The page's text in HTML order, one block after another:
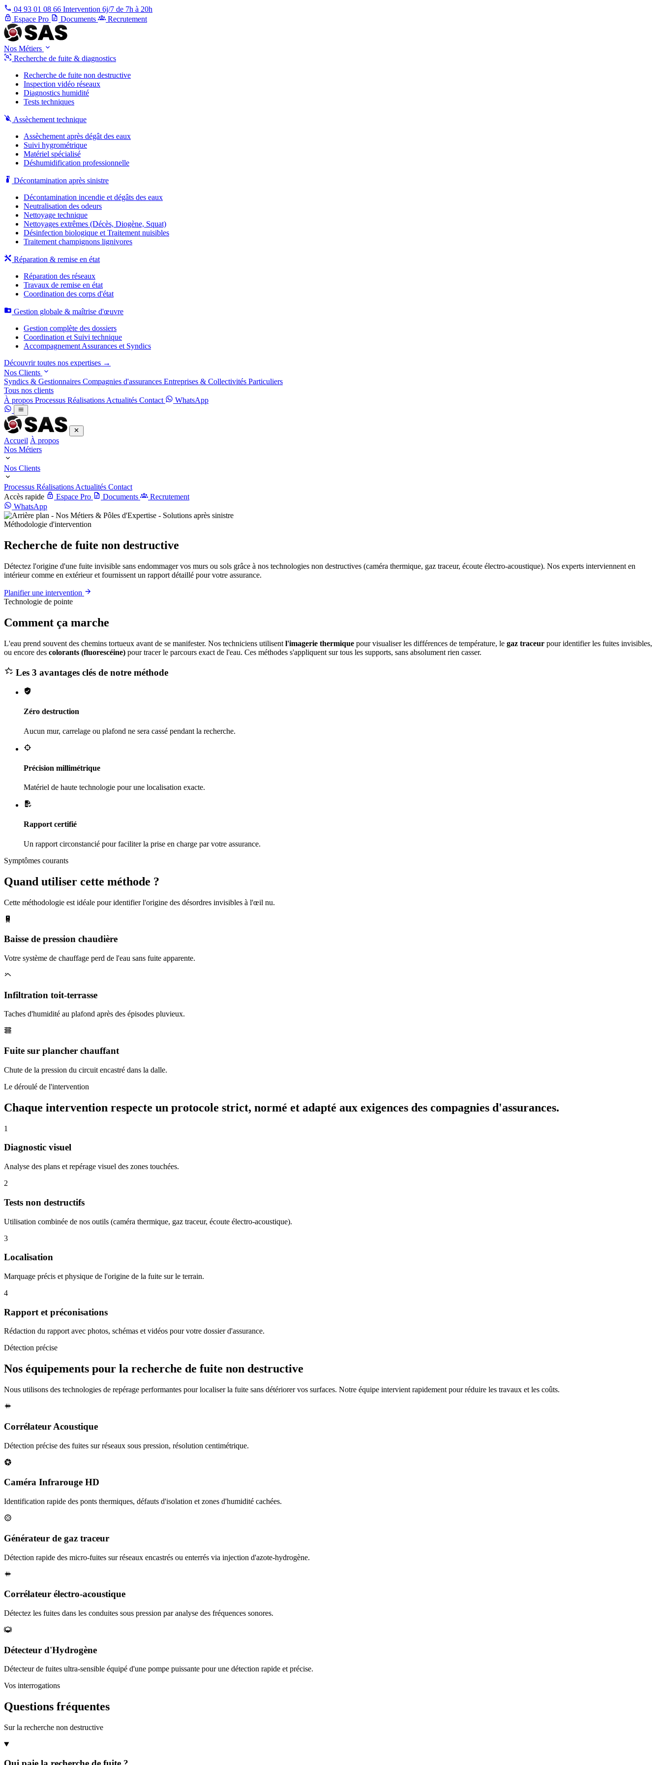
04 93 01 08 66 Intervention 6j/7 de 7h à 20h
Espace Pro
Documents Recrutement
Nos Métiers
Recherche de fuite & diagnostics
Recherche de fuite non destructive
Inspection vidéo réseaux
Diagnostics humidité
Tests techniques
Assèchement technique
Assèchement après dégât des eaux
Suivi hygrométrique
Matériel spécialisé
Déshumidification professionnelle
Décontamination après sinistre
Décontamination incendie et dégâts des eaux
Neutralisation des odeurs
Nettoyage technique
Nettoyages extrêmes (Décès, Diogène, Squat)
Désinfection biologique et Traitement nuisibles
Traitement champignons lignivores
Réparation & remise en état
Réparation des réseaux
Travaux de remise en état
Coordination des corps d'état
Gestion globale & maîtrise d'œuvre
Gestion complète des dossiers
Coordination et Suivi technique
Accompagnement Assurances et Syndics
Découvrir toutes nos expertises →
Nos Clients
Syndics & Gestionnaires Compagnies d'assurances Entreprises & Collectivités Particuliers
Tous nos clients
À propos Processus Réalisations Actualités Contact WhatsApp
Accueil À propos
Nos Métiers
Nos Clients
Processus Réalisations Actualités Contact
Accès rapide
Espace Pro Documents
Recrutement
WhatsApp
Méthodologie d'intervention
Recherche de fuite non destructive
Détectez l'origine d'une fuite invisible sans endommager vos murs ou sols grâce à nos technologies non destructives (caméra thermique, gaz traceur, écoute électro-acoustique). Nos experts interviennent en
intérieur comme en extérieur et fournissent un rapport détaillé pour votre assurance.
Planifier une intervention
Technologie de pointe
Comment ça marche
L'eau prend souvent des chemins tortueux avant de se manifester. Nos techniciens utilisent l'imagerie thermique pour visualiser les différences de température, le gaz traceur pour identifier les fuites invisibles,
ou encore des colorants (fluorescéine) pour tracer le parcours exact de l'eau. Ces méthodes s'appliquent sur tous les supports, sans absolument rien casser.
Les 3 avantages clés de notre méthode
Zéro destruction
Aucun mur, carrelage ou plafond ne sera cassé pendant la recherche.
Précision millimétrique
Matériel de haute technologie pour une localisation exacte.
Rapport certifié
Un rapport circonstancié pour faciliter la prise en charge par votre assurance.
Symptômes courants
Quand utiliser cette méthode ?
Cette méthodologie est idéale pour identifier l'origine des désordres invisibles à l'œil nu.
Baisse de pression chaudière
Votre système de chauffage perd de l'eau sans fuite apparente.
Infiltration toit-terrasse
Taches d'humidité au plafond après des épisodes pluvieux.
Fuite sur plancher chauffant
Chute de la pression du circuit encastré dans la dalle.
Le déroulé de l'intervention
Chaque intervention respecte un protocole strict, normé et adapté aux exigences des compagnies d'assurances.
1
Diagnostic visuel
Analyse des plans et repérage visuel des zones touchées.
2
Tests non destructifs
Utilisation combinée de nos outils (caméra thermique, gaz traceur, écoute électro-acoustique).
3
Localisation
Marquage précis et physique de l'origine de la fuite sur le terrain.
4
Rapport et préconisations
Rédaction du rapport avec photos, schémas et vidéos pour votre dossier d'assurance.
Détection précise
Nos équipements pour la recherche de fuite non destructive
Nous utilisons des technologies de repérage performantes pour localiser la fuite sans détériorer vos surfaces. Notre équipe intervient rapidement pour réduire les travaux et les coûts.
Corrélateur Acoustique
Détection précise des fuites sur réseaux sous pression, résolution centimétrique.
Caméra Infrarouge HD
Identification rapide des ponts thermiques, défauts d'isolation et zones d'humidité cachées.
Générateur de gaz traceur
Détection rapide des micro-fuites sur réseaux encastrés ou enterrés via injection d'azote-hydrogène.
Corrélateur électro-acoustique
Détectez les fuites dans les conduites sous pression par analyse des fréquences sonores.
Détecteur d'Hydrogène
Détecteur de fuites ultra-sensible équipé d'une pompe puissante pour une détection rapide et précise.
Vos interrogations
Questions fréquentes
Sur la recherche non destructive